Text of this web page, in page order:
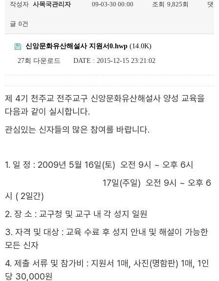
작성자 사목국관리자 09-03-30 00:00 조회 9,825회 댓
글 0건
신앙문화유산해설사 지원서0.hwp (14.0K)
27회 다운로드
DATE : 2015-12-15 23:21:02
제 4기 천주교 전주교구 신앙문화유산해설사 양성 교육을
다음과 같이 실시합니다.
관심있는 신자들의 많은 참여를 바랍니다.
1. 일 정 : 2009년 5월 16일(토) 오전 9시 ~ 오후 6시
17일(주일) 오전 9시 ~ 오후 6
시 ( 2일간)
2. 장 소 : 교구청 및 교구 내 각 성지 일원
3. 자격 및 대상 : 교육 수료 후 성지 안내 및 해설이 가능한
모든 신자
4. 제출 서류 및 참가비 : 지원서 1매, 사진(명함판) 1매, 1인
당 30,000원